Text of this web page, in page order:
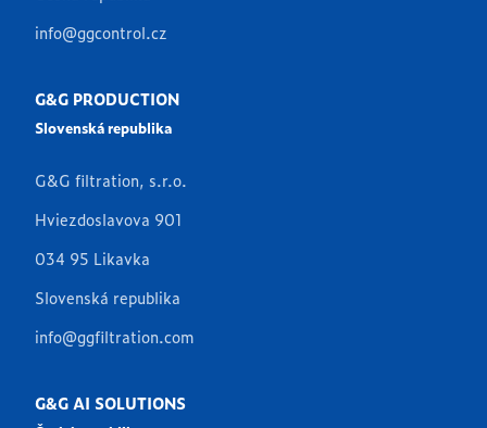
info@ggcontrol.cz
G&G PRODUCTION
Slovenská republika
G&G filtration, s.r.o.
Hviezdoslavova 901
034 95 Likavka
Slovenská republika
info@ggfiltration.com
G&G AI SOLUTIONS